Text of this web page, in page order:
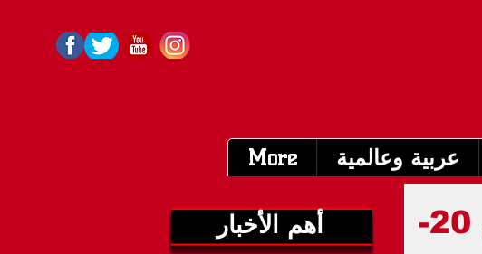
عربية وعالمية More
أهم الأخبار بث مباشر مباراة الزمالك ضد طلائع الجيش 20-